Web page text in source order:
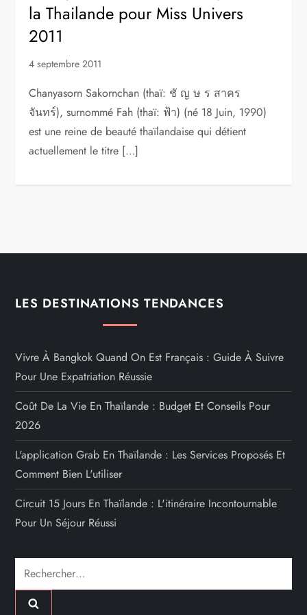
la Thailande pour Miss Univers
2011
4 septembre 2011
Chanyasorn Sakornchan (thaï: ชั ญ ษ ร สาคร
จันทร์), surnommé Fah (thaï: ฟ้า) (né 18 Juin, 1990)
est une reine de beauté thaïlandaise qui détient
actuellement le titre […]
LES DESTINATIONS TENDANCES
Vivre À Bangkok Quand On Est Français : Guide À Suivre
Pour Une Expatriation Réussie
Coût De La Vie En Thaïlande : Budget Et Conseils Pour
2026
L'application Grab En Thaïlande : Les Services Proposés Et
Comment Bien L'utiliser
Circuit 15 Jours En Thaïlande : L'itinéraire Incontournable
Pour Un Séjour Réussi
Rechercher :